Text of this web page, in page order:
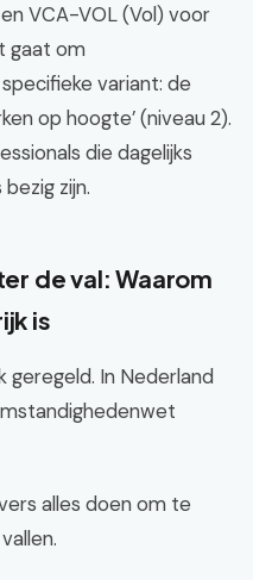
VCA-VOL (Vol) voor
gaat om
variant: de
op hoogte’ (niveau 2).
die dagelijks
zijn.
de val: Waarom
is
geregeld. In Nederland
alles doen om te